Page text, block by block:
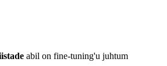
abil on fine-tuning'u juhtum